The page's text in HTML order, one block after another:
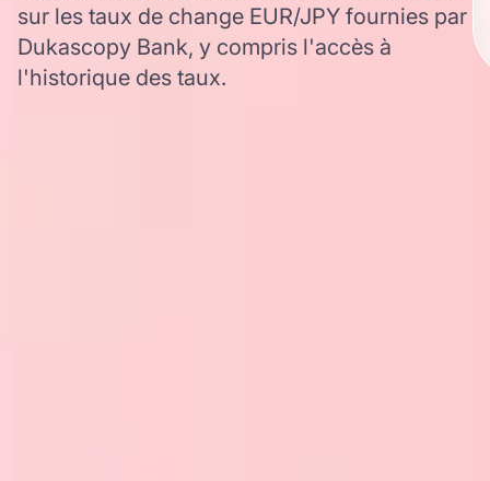
sur les taux de change EUR/JPY fournies par
Dukascopy Bank, y compris l'accès à
l'historique des taux.